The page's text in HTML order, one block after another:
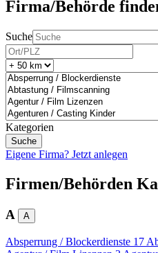
Firma/Behörde
Suche
Kategorien
Eigene Firma? Jetzt anlegen
Firmen/Behörden
A A
Absperrung / Blockerdienste 17